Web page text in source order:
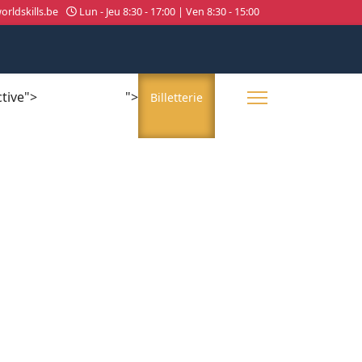
Lun - Jeu 8:30 - 17:00 | Ven 8:30 - 15:00
"> Billetterie